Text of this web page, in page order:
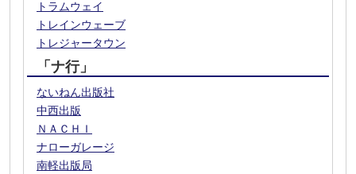
トラムウェイ
トレインウェーブ
トレジャータウン
「ナ行」
ないねん出版社
中西出版
ＮＡＣＨＩ
ナローガレージ
南軽出版局